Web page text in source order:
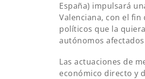
España) impulsará
Valenciana, con el
políticos que la
autónomos
Las actuaciones de
económico directo y